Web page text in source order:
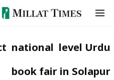
national level Urdu
book fair in Solapur